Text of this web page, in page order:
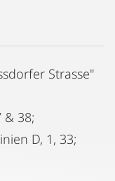
Strasse"
& 38;
D, 1, 33;